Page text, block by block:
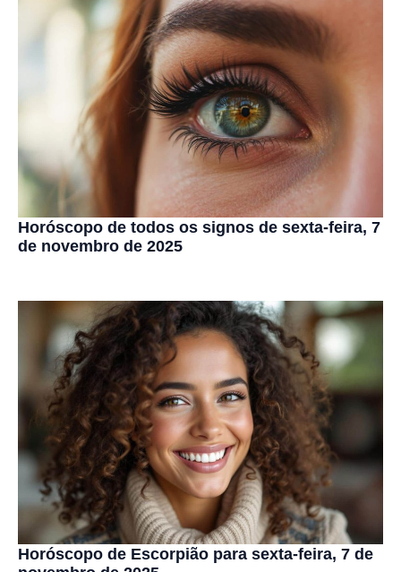
Horóscopo de todos os signos de sexta-feira, 7
de novembro de 2025
Horóscopo de Escorpião para sexta-feira, 7 de